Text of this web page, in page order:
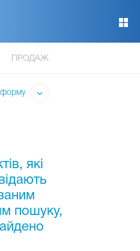
ПРОДАЖ
форму
які
пошуку,